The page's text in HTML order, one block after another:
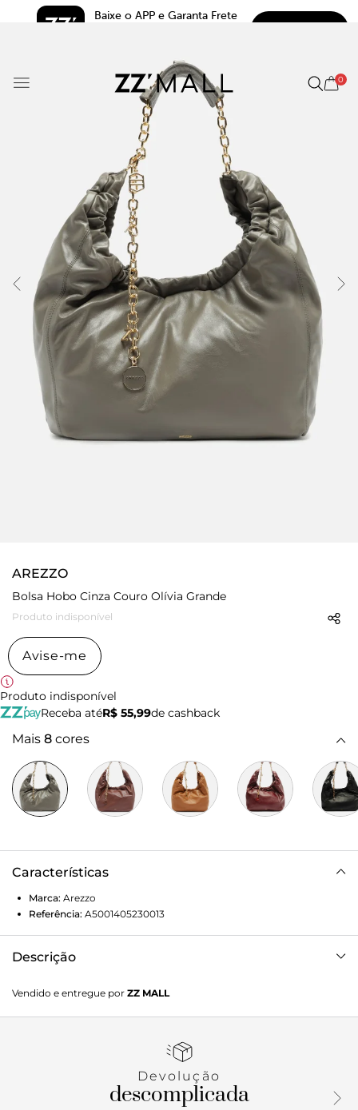
Baixe o APP e Garanta Frete
0
AREZZO
Bolsa Hobo Cinza Couro Olívia Grande
Produto indisponível
Avise-me
Produto indisponível
Receba atéR$ 55,99de cashback
Mais 8 cores
Características
Marca: Arezzo
Referência: A5001405230013
Descrição
formato arredondado e acabamento macio. Possui alça de
ombro em corrente metálica com pingentes e ombreira de
Vendido e entregue por ZZ MALL
Devolução
descomplicada